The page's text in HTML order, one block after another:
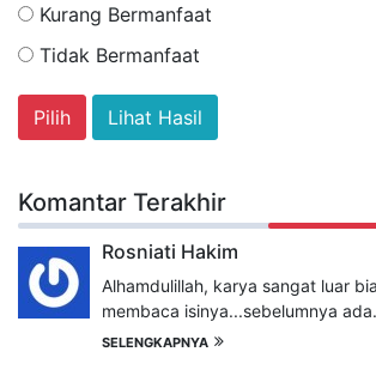
Kurang Bermanfaat
Tidak Bermanfaat
Lihat Hasil
Komantar Terakhir
Rosniati Hakim
Alhamdulillah, karya sangat luar
membaca isinya...sebelumnya
SELENGKAPNYA